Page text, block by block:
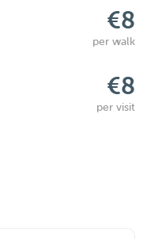
€8
per walk
€8
per visit